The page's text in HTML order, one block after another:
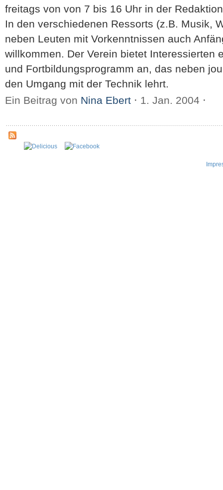
freitags von von 7 bis 16 Uhr in der
In den verschiedenen Ressorts (z.B. Musik,
neben Leuten mit Vorkenntnissen auch
willkommen. Der Verein bietet Interessierten
und Fortbildungsprogramm an, das neben
den Umgang mit der Technik lehrt.
Ein Beitrag von Nina Ebert ⋅ 1. Jan. 2004 ⋅